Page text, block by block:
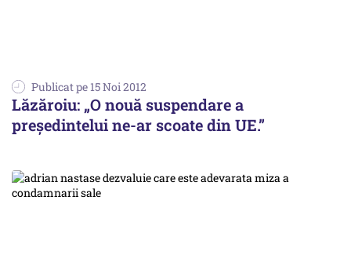
Publicat pe 15 Noi 2012
Lăzăroiu: „O nouă suspendare a
președintelui ne-ar scoate din UE.”